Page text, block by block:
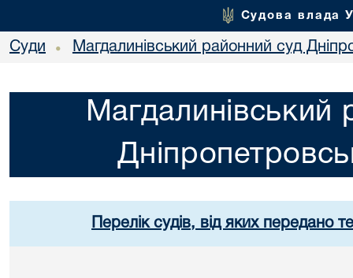
Судова влада
Суди • Магдалинівський районний суд
Магдалинівський
Перелік судів, від яких передано